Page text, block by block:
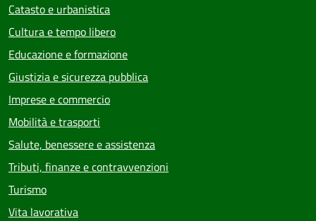
Catasto e urbanistica
Cultura e tempo libero
Educazione e formazione
Giustizia e sicurezza pubblica
Imprese e commercio
Mobilità e trasporti
Salute, benessere e assistenza
Tributi, finanze e contravvenzioni
Turismo
Vita lavorativa